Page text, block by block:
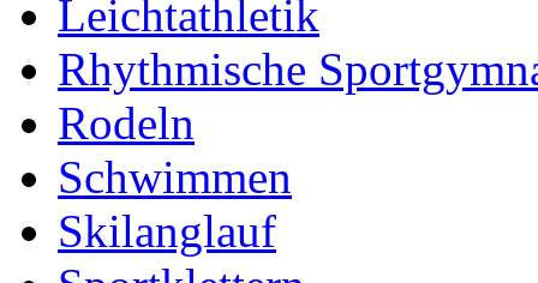
Leichtathletik
Rhythmische
Rodeln
Schwimmen
Skilanglauf